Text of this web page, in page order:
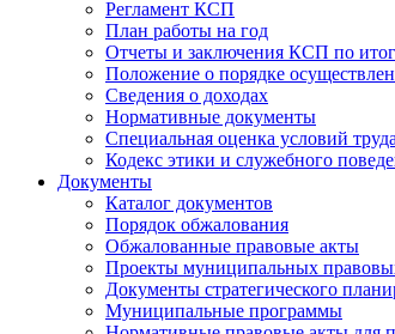
Регламент КСП
План работы на год
Отчеты и заключения КСП по
Положение о порядке
Сведения о доходах
Нормативные документы
Специальная оценка условий труда
Кодекс этики и служебного
Документы
Каталог документов
Порядок обжалования
Обжалованные правовые акты
Проекты муниципальных
Документы стратегического
Муниципальные программы